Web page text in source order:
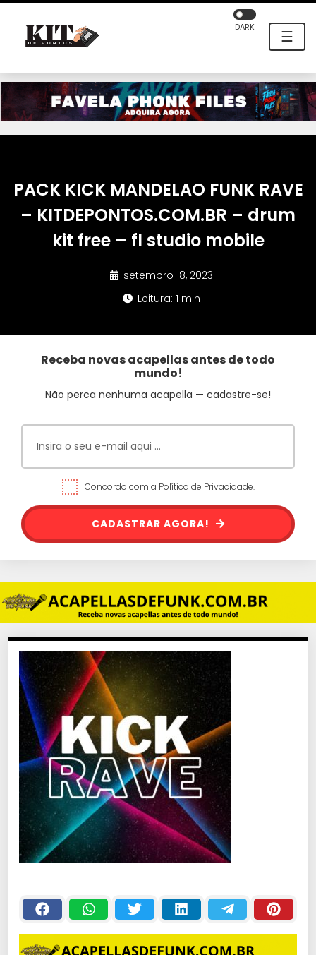
☰
DARK
PACK KICK MANDELAO FUNK RAVE
– KITDEPONTOS.COM.BR – drum
kit free – fl studio mobile
setembro 18, 2023
Leitura: 1 min
Receba novas acapellas antes de todo
mundo!
Não perca nenhuma acapella — cadastre-se!
Concordo com a Política de Privacidade.
CADASTRAR AGORA!